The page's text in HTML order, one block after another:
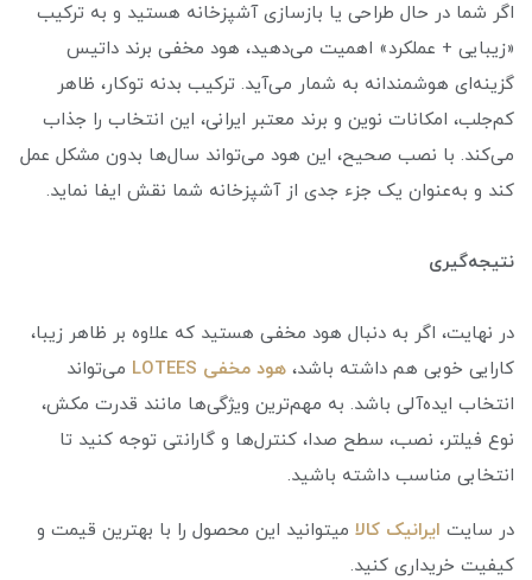
اگر شما در حال طراحی یا بازسازی آشپزخانه هستید و به ترکیب
«زیبایی + عملکرد» اهمیت می‌دهید، هود مخفی برند داتیس
گزینه‌ای هوشمندانه به شمار می‌آید. ترکیب بدنه توکار، ظاهر
کم‌جلب، امکانات نوین و برند معتبر ایرانی، این انتخاب را جذاب
می‌کند. با نصب صحیح، این هود می‌تواند سال‌ها بدون مشکل عمل
کند و به‌عنوان یک جزء جدی از آشپزخانه شما نقش ایفا نماید.
نتیجه‌گیری
در نهایت، اگر به دنبال هود مخفی هستید که علاوه بر ظاهر زیبا،
کارایی خوبی هم داشته باشد، هود مخفی LOTEES
می‌تواند
انتخاب ایده‌آلی باشد. به مهم‌ترین ویژگی‌ها مانند قدرت مکش،
نوع فیلتر، نصب، سطح صدا، کنترل‌ها و گارانتی توجه کنید تا
انتخابی مناسب داشته باشید.
در سایت ایرانیک کالا میتوانید این محصول را با بهترین قیمت و
کیفیت خریداری کنید.